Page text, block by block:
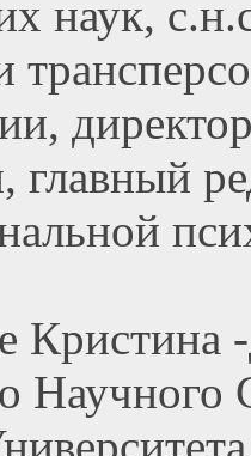
наук,
главный
Кристина
Научного